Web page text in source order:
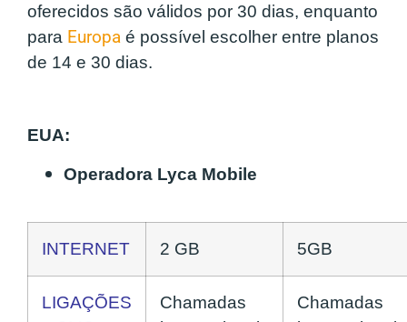
oferecidos são válidos por 30 dias, enquanto
para Europa é possível escolher entre planos
de 14 e 30 dias.
EUA:
Operadora Lyca Mobile
INTERNET 2 GB 5GB
LIGAÇÕES
Chamadas
Chamadas